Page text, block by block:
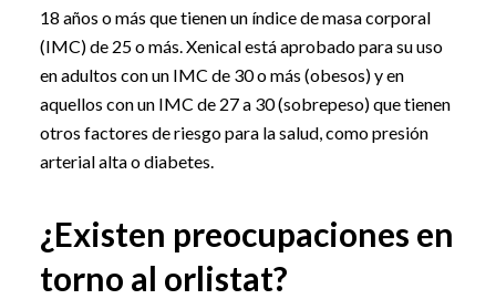
18 años o más que tienen un índice de masa corporal
(IMC) de 25 o más. Xenical está aprobado para su uso
en adultos con un IMC de 30 o más (obesos) y en
aquellos con un IMC de 27 a 30 (sobrepeso) que tienen
otros factores de riesgo para la salud, como presión
arterial alta o diabetes.
¿Existen preocupaciones en
torno al orlistat?